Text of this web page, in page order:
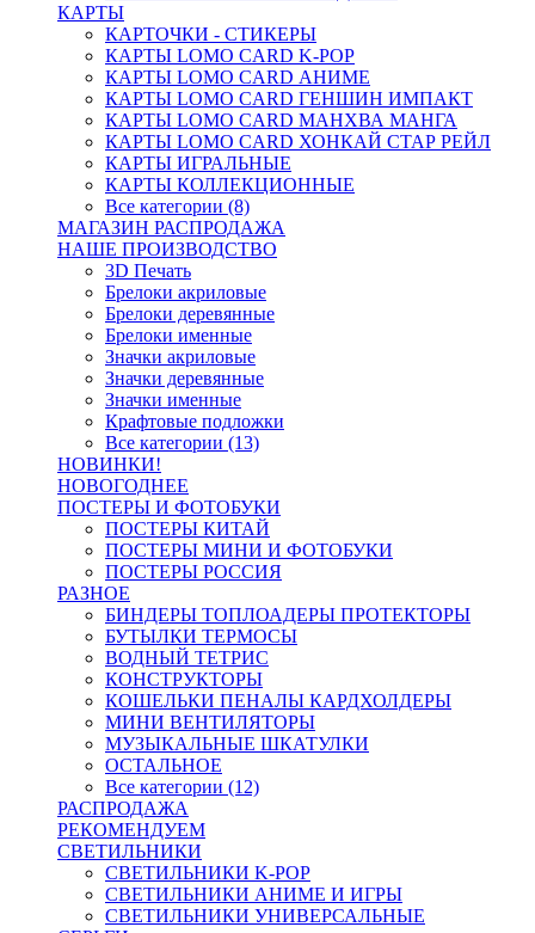
КАРТЫ
КАРТОЧКИ - СТИКЕРЫ
КАРТЫ LOMO CARD K-POP
КАРТЫ LOMO CARD АНИМЕ
КАРТЫ LOMO CARD ГЕНШИН ИМПАКТ
КАРТЫ LOMO CARD МАНХВА МАНГА
КАРТЫ LOMO CARD ХОНКАЙ СТАР РЕЙЛ
КАРТЫ ИГРАЛЬНЫЕ
КАРТЫ КОЛЛЕКЦИОННЫЕ
Все категории (8)
МАГАЗИН РАСПРОДАЖА
НАШЕ ПРОИЗВОДСТВО
3D Печать
Брелоки акриловые
Брелоки деревянные
Брелоки именные
Значки акриловые
Значки деревянные
Значки именные
Крафтовые подложки
Все категории (13)
НОВИНКИ!
НОВОГОДНЕЕ
ПОСТЕРЫ И ФОТОБУКИ
ПОСТЕРЫ КИТАЙ
ПОСТЕРЫ МИНИ И ФОТОБУКИ
ПОСТЕРЫ РОССИЯ
РАЗНОЕ
БИНДЕРЫ ТОПЛОАДЕРЫ ПРОТЕКТОРЫ
БУТЫЛКИ ТЕРМОСЫ
ВОДНЫЙ ТЕТРИС
КОНСТРУКТОРЫ
КОШЕЛЬКИ ПЕНАЛЫ КАРДХОЛДЕРЫ
МИНИ ВЕНТИЛЯТОРЫ
МУЗЫКАЛЬНЫЕ ШКАТУЛКИ
ОСТАЛЬНОЕ
Все категории (12)
РАСПРОДАЖА
РЕКОМЕНДУЕМ
СВЕТИЛЬНИКИ
СВЕТИЛЬНИКИ K-POP
СВЕТИЛЬНИКИ АНИМЕ И ИГРЫ
СВЕТИЛЬНИКИ УНИВЕРСАЛЬНЫЕ